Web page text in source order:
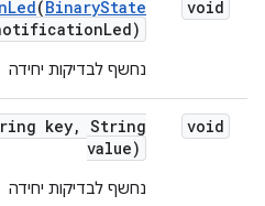
void
Led(BinaryState
Led)
נחשף לבדיקות יחידה
void
key, String
value)
נחשף לבדיקות יחידה